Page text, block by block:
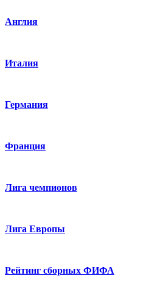
Англия
Италия
Германия
Франция
Лига чемпионов
Лига Европы
Рейтинг сборных ФИФА